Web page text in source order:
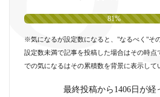
81%
※気になるが設定数になると、"なるべく"そ
設定数未満で記事を投稿した場合はその時点
での気になるはその累積数を背景に表示して
最終投稿から1406日が経